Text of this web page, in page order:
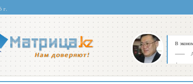
г.
В